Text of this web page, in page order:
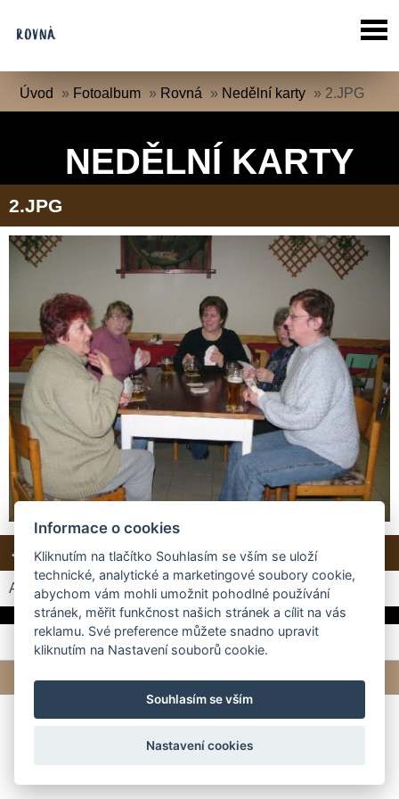
Úvod » Fotoalbum » Rovná » Nedělní karty » 2.JPG
NEDĚLNÍ KARTY
2.JPG
← Předchozí Další → Zpět do složky
Automatické procházení:3|4|5|6| 7(čas ve vteřinách)
© 2026 eStránky.cz | Tvorba webových stránek
Informace o cookies
Kliknutím na tlačítko Souhlasím se vším se uloží
technické, analytické a marketingové soubory cookie,
abychom vám mohli umožnit pohodlné používání
stránek, měřit funkčnost našich stránek a cílit na vás
reklamu. Své preference můžete snadno upravit
kliknutím na Nastavení souborů cookie.
Souhlasím se vším
Nastavení cookies